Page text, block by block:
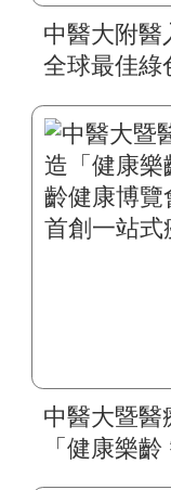
中醫大附醫
全球最佳綠
標居臺灣最
中醫大暨醫
「健康樂